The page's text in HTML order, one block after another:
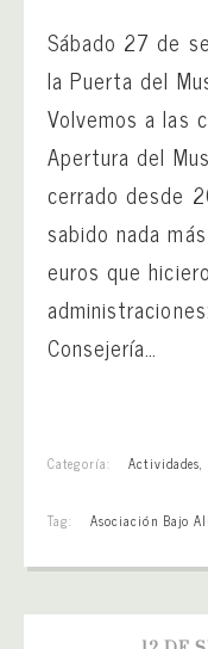
Sábado 27 de
la Puerta del
Volvemos a las
Apertura del
cerrado desde
sabido nada
euros que
Consejería…
Categoría: Actividades,
Tag: Asociación Bajo